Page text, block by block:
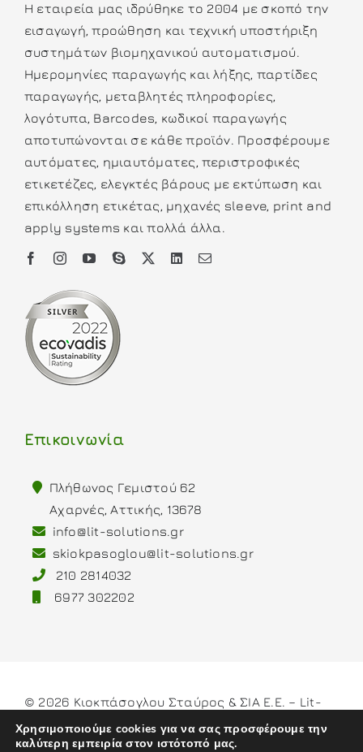
Η εταιρεία μας ιδρύθηκε το 2004 με σκοπό την
εισαγωγή, προώθηση και τεχνική υποστήριξη
συστημάτων βιομηχανικού αυτοματισμού.
Ημερομηνίες παραγωγής και λήξης, παρτίδες
παραγωγής, μεταβλητές πληροφορίες,
λογότυπα, Barcodes, κωδικοί παραγωγής
αποτυπώνονται σε κάθε προϊόν. Προσφέρουμε
αυτόματες, ημιαυτόματες, περιστροφικές
ετικετέζες, ελεγκτές βάρους με εκτύπωση και
επικόλληση ετικέτας, μηχανές sleeve, print and
apply systems και πολλά άλλα.
Επικοινωνία
Πλήθωνος Γεμιστού 62
Αχαρνές, Αττικής, 13678
info@lit-solutions.gr
skiokpasoglou@lit-solutions.gr
210 2814032
6977 302202
© 2026 Κιοκπάσογλου Σταύρος & ΣΙΑ Ε.Ε. – Lit-
Solutions
Χρησιμοποιούμε cookies για να σας προσφέρουμε την
καλύτερη εμπειρία στον ιστότοπό μας.